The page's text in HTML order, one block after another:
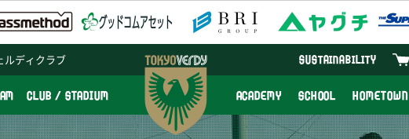
ルディクラブ SUSTAINABILITY
CLUB / STADIUM ACADEMY SCHOOL HOMETOWN